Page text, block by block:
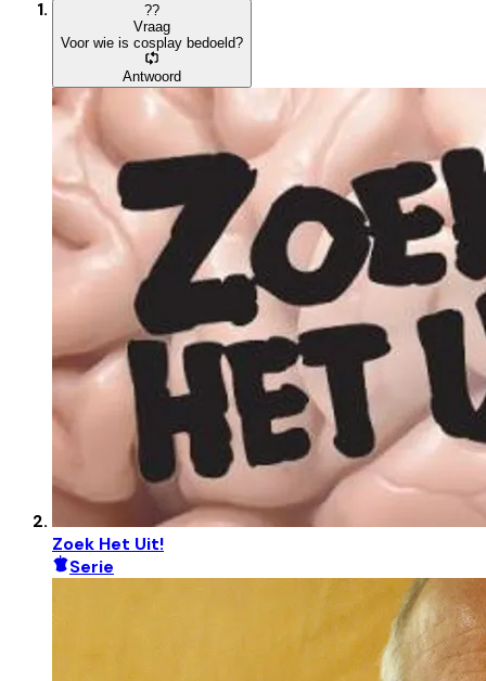
??
Vraag
Voor wie is cosplay bedoeld?
Antwoord
Zoek Het Uit!
Serie